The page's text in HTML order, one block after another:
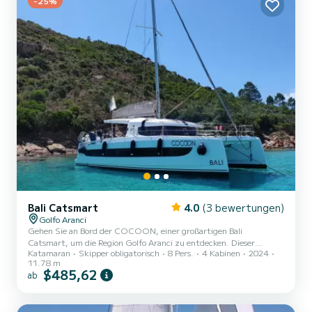
Bali Catsmart 4.0 (3 bewertungen)
Golfo Aranci
Gehen Sie an Bord der COCOON, einer großartigen Bali
Catsmart, um die Region Golfo Aranci zu entdecken. Dieser
Katamaran wurde im Jahr 2024 gebaut, um Komfort und Leistung
zu gewährleisten. Das Boot verfügt über 6 komfortable Kabinen
und eine Bootskapazität von 8 Personen. Mit einer Gesamtlänge
Katamaran Skipper obligatorisch 8 Pers. 4 Kabinen
2024
11.78 m
ab $485,62